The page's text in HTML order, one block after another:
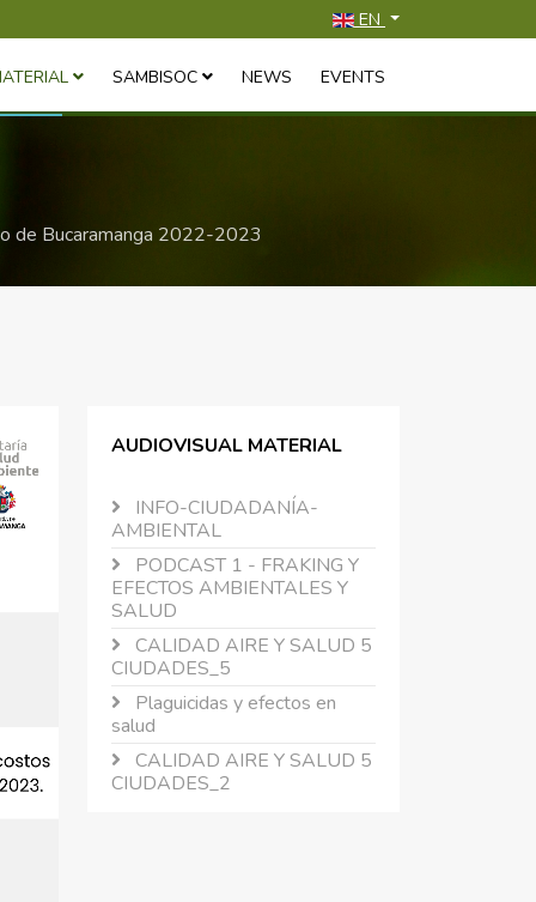
Select your language
EN
SAMBISOC NEWS EVENTS
de Bucaramanga 2022-2023
AUDIOVISUAL MATERIAL
INFO-CIUDADANÍA-
AMBIENTAL
PODCAST 1 - FRAKING Y
EFECTOS AMBIENTALES Y
SALUD
CALIDAD AIRE Y SALUD 5
CIUDADES_5
Plaguicidas y efectos en
salud
CALIDAD AIRE Y SALUD 5
CIUDADES_2